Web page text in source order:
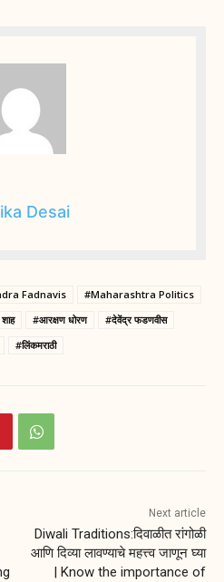
Desai
Fadnavis
#Maharashtra Politics
#आरक्षण धोरण
#देवेंद्र फडणवीस
#लिंकमराठी
Next article
Diwali Traditions:दिवाळीत रांगोळी
आणि दिव्या लावण्याचे महत्त्व जाणून घ्या
| Know the importance of